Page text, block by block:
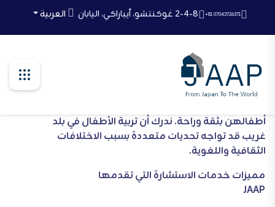
the
+81 07043726371 2-4-8 غوكنتشو، أيباراكي، اليابان العربية
نبذة عامة عن الخدمة:
توفر شركتنا دعمًا متعدد اللغات للأمهات الأجنبيات
أطفالهن بثقة وراحة. ندرك أن تربية الأطفال في بلد
غريب قد تواجه تحديات متعددة بسبب الاختلافات
الثقافية واللغوية.
مميزات خدمات الاستشارة التي تقدمها
JAAP